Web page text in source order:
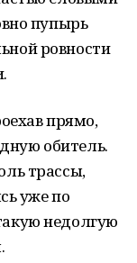
пупырь
ровности
прямо,
обитель.
трассы,
уже по
недолгую